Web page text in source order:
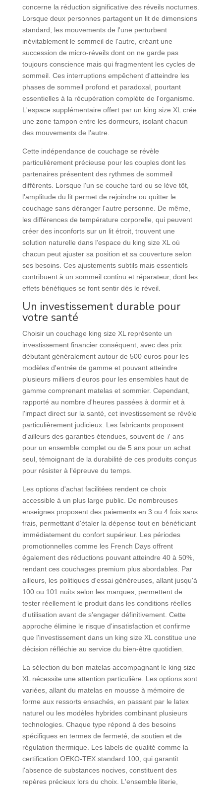
concerne la réduction significative des réveils nocturnes.
Lorsque deux personnes partagent un lit de dimensions
standard, les mouvements de l'une perturbent
inévitablement le sommeil de l'autre, créant une
succession de micro-réveils dont on ne garde pas
toujours conscience mais qui fragmentent les cycles de
sommeil. Ces interruptions empêchent d'atteindre les
phases de sommeil profond et paradoxal, pourtant
essentielles à la récupération complète de l'organisme.
L'espace supplémentaire offert par un king size XL crée
une zone tampon entre les dormeurs, isolant chacun
des mouvements de l'autre.
Cette indépendance de couchage se révèle
particulièrement précieuse pour les couples dont les
partenaires présentent des rythmes de sommeil
différents. Lorsque l'un se couche tard ou se lève tôt,
l'amplitude du lit permet de rejoindre ou quitter le
couchage sans déranger l'autre personne. De même,
les différences de température corporelle, qui peuvent
créer des inconforts sur un lit étroit, trouvent une
solution naturelle dans l'espace du king size XL où
chacun peut ajuster sa position et sa couverture selon
ses besoins. Ces ajustements subtils mais essentiels
contribuent à un sommeil continu et réparateur, dont les
effets bénéfiques se font sentir dès le réveil.
Un investissement durable pour
votre santé
Choisir un couchage king size XL représente un
investissement financier conséquent, avec des prix
débutant généralement autour de 500 euros pour les
modèles d'entrée de gamme et pouvant atteindre
plusieurs milliers d'euros pour les ensembles haut de
gamme comprenant matelas et sommier. Cependant,
rapporté au nombre d'heures passées à dormir et à
l'impact direct sur la santé, cet investissement se révèle
particulièrement judicieux. Les fabricants proposent
d'ailleurs des garanties étendues, souvent de 7 ans
pour un ensemble complet ou de 5 ans pour un achat
seul, témoignant de la durabilité de ces produits conçus
pour résister à l'épreuve du temps.
Les options d'achat facilitées rendent ce choix
accessible à un plus large public. De nombreuses
enseignes proposent des paiements en 3 ou 4 fois sans
frais, permettant d'étaler la dépense tout en bénéficiant
immédiatement du confort supérieur. Les périodes
promotionnelles comme les French Days offrent
également des réductions pouvant atteindre 40 à 50%,
rendant ces couchages premium plus abordables. Par
ailleurs, les politiques d'essai généreuses, allant jusqu'à
100 ou 101 nuits selon les marques, permettent de
tester réellement le produit dans les conditions réelles
d'utilisation avant de s'engager définitivement. Cette
approche élimine le risque d'insatisfaction et confirme
que l'investissement dans un king size XL constitue une
décision réfléchie au service du bien-être quotidien.
La sélection du bon matelas accompagnant le king size
XL nécessite une attention particulière. Les options sont
variées, allant du matelas en mousse à mémoire de
forme aux ressorts ensachés, en passant par le latex
naturel ou les modèles hybrides combinant plusieurs
technologies. Chaque type répond à des besoins
spécifiques en termes de fermeté, de soutien et de
régulation thermique. Les labels de qualité comme la
certification OEKO-TEX standard 100, qui garantit
l'absence de substances nocives, constituent des
repères précieux lors du choix. L'ensemble literie,